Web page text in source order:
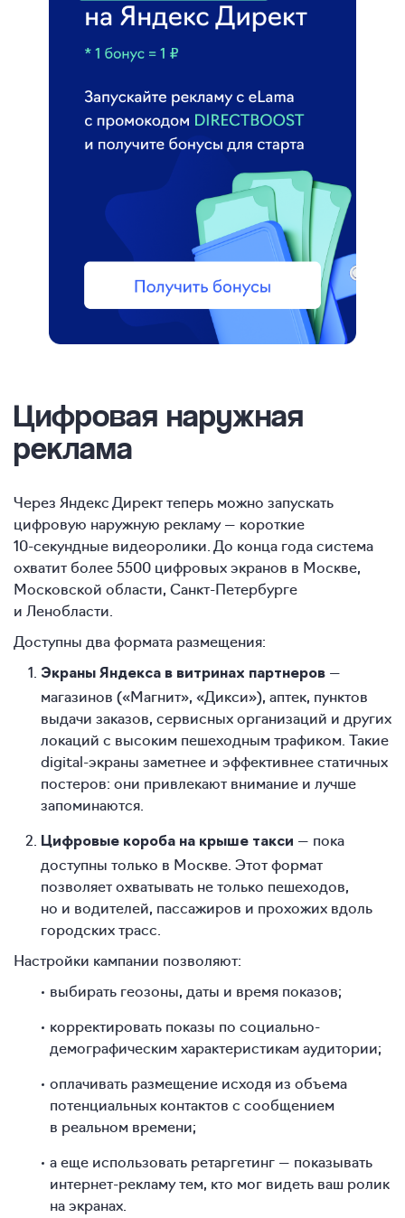
Цифровая наружная
реклама
Через Яндекс Директ теперь можно запускать
цифровую наружную рекламу — короткие
10-секундные видеоролики. До конца года система
охватит более 5500 цифровых экранов в Москве,
Московской области, Санкт-Петербурге
и Ленобласти.
Доступны два формата размещения:
Экраны Яндекса в витринах партнеров —
магазинов («Магнит», «Дикси»), аптек, пунктов
выдачи заказов, сервисных организаций и других
локаций с высоким пешеходным трафиком. Такие
digital-экраны заметнее и эффективнее статичных
постеров: они привлекают внимание и лучше
запоминаются.
Цифровые короба на крыше такси — пока
доступны только в Москве. Этот формат
позволяет охватывать не только пешеходов,
но и водителей, пассажиров и прохожих вдоль
городских трасс.
Настройки кампании позволяют:
выбирать геозоны, даты и время показов;
корректировать показы по социально-
демографическим характеристикам аудитории;
оплачивать размещение исходя из объема
потенциальных контактов с сообщением
в реальном времени;
а еще использовать ретаргетинг — показывать
интернет-рекламу тем, кто мог видеть ваш ролик
на экранах.